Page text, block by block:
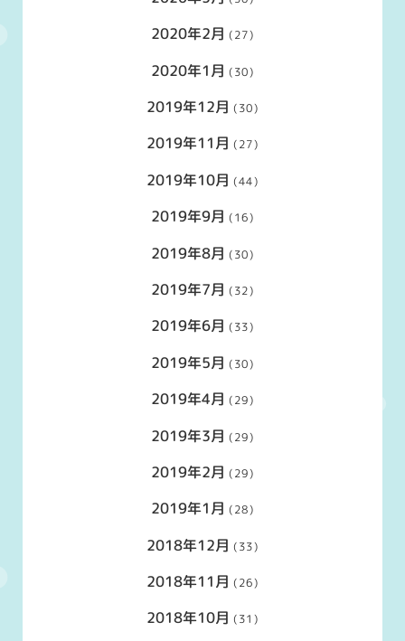
2020年2月 (27)
2020年1月 (30)
2019年12月 (30)
2019年11月 (27)
2019年10月 (44)
2019年9月 (16)
2019年8月 (30)
2019年7月 (32)
2019年6月 (33)
2019年5月 (30)
2019年4月 (29)
2019年3月 (29)
2019年2月 (29)
2019年1月 (28)
2018年12月 (33)
2018年11月 (26)
2018年10月 (31)